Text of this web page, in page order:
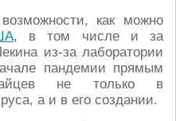
как можно
, в том числе и за
из-за лаборатории
пандемии прямым
не только в
а и в его создании.